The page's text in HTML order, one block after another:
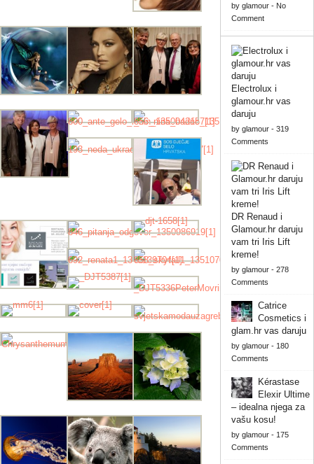
by glamour- No
Comment
Electrolux i
glamour.hr vas
daruju
by glamour- 319
Comments
DR Renaud i
Glamour.hr daruju
vam tri Iris Lift
kreme!
by glamour- 278
Comments
Catrice
Cosmetics i
glam.hr vas daruju
by glamour- 180
Comments
Kérastase
Elexir Ultime
– idealna njega za
vašu kosu!
by glamour- 175
Comments